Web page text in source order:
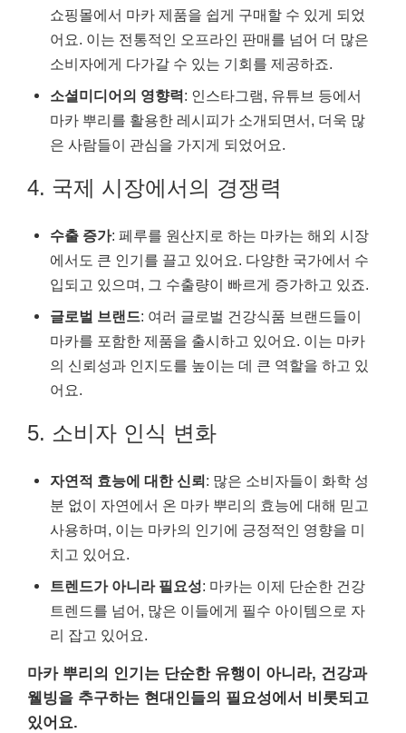
쇼핑몰에서 마카 제품을 쉽게 구매할 수 있게 되었
어요. 이는 전통적인 오프라인 판매를 넘어 더 많은
소비자에게 다가갈 수 있는 기회를 제공하죠.
소셜미디어의 영향력: 인스타그램, 유튜브 등에서
마카 뿌리를 활용한 레시피가 소개되면서, 더욱 많
은 사람들이 관심을 가지게 되었어요.
4. 국제 시장에서의 경쟁력
수출 증가: 페루를 원산지로 하는 마카는 해외 시장
에서도 큰 인기를 끌고 있어요. 다양한 국가에서 수
입되고 있으며, 그 수출량이 빠르게 증가하고 있죠.
글로벌 브랜드: 여러 글로벌 건강식품 브랜드들이
마카를 포함한 제품을 출시하고 있어요. 이는 마카
의 신뢰성과 인지도를 높이는 데 큰 역할을 하고 있
어요.
5. 소비자 인식 변화
자연적 효능에 대한 신뢰: 많은 소비자들이 화학 성
분 없이 자연에서 온 마카 뿌리의 효능에 대해 믿고
사용하며, 이는 마카의 인기에 긍정적인 영향을 미
치고 있어요.
트렌드가 아니라 필요성: 마카는 이제 단순한 건강
트렌드를 넘어, 많은 이들에게 필수 아이템으로 자
리 잡고 있어요.
마카 뿌리의 인기는 단순한 유행이 아니라, 건강과
웰빙을 추구하는 현대인들의 필요성에서 비롯되고
있어요.